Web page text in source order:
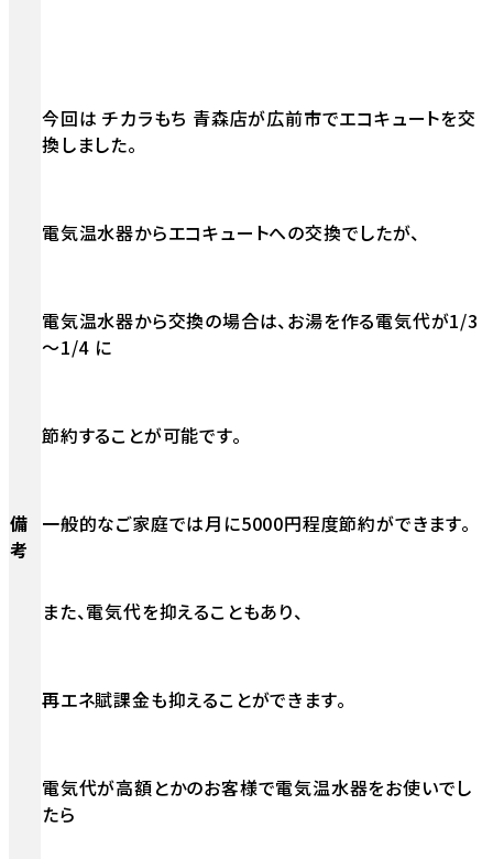
備
考
今回は チカラもち 青森店が広前市でエコキュートを交
換しました。
電気温水器からエコキュートへの交換でしたが、
電気温水器から交換の場合は、お湯を作る電気代が1/3
～1/4 に
節約することが可能です。
一般的なご家庭では月に5000円程度節約ができます。
また、電気代を抑えることもあり、
再エネ賦課金も抑えることができます。
電気代が高額とかのお客様で電気温水器をお使いでし
たら